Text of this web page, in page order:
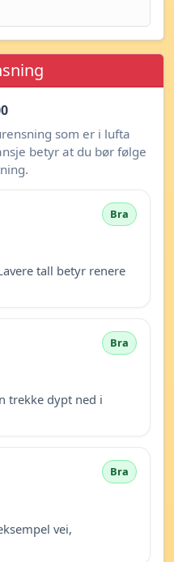
som er i lufta
betyr at du bør følge
Bra
tall betyr renere
Bra
trekke dypt ned i
Bra
vei,